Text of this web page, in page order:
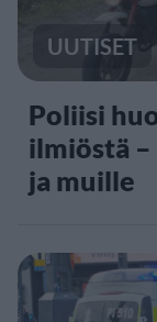
UUTISET
Poliisi
ilmiöstä
ja muille